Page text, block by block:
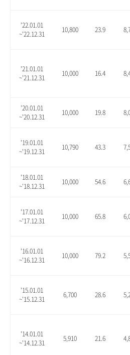
'22.01.01
~'22.12.31
10,800 23.9
'21.01.01
~'21.12.31
10,000 16.4
'20.01.01
~'20.12.31
10,000 19.8
'19.01.01
~'19.12.31
10,790 43.3
'18.01.01
~'18.12.31
10,000 54.6
'17.01.01
~'17.12.31
10,000 65.8
'16.01.01
~'16.12.31
10,000 79.2
'15.01.01
~'15.12.31
6,700 28.6
'14.01.01
~'14.12.31
5,910 21.6